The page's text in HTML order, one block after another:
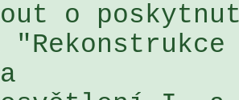
o